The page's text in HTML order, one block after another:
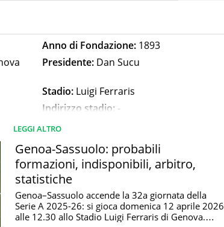
Anno di Fondazione: 1893
Presidente: Dan Sucu
Stadio: Luigi Ferraris
Indirizzo stadio: -
Dimensioni terreno di gioco:
rosso e blu a quarti.
bianche a tinta unita, poi biancoblù a righe
suggeriti nel 1901 dallo storico calciatore del Genoa
LEGGI ALTRO
Genoa-Sassuolo: probabili
formazioni, indisponibili, arbitro,
statistiche
Genoa–Sassuolo accende la 32a giornata della
Serie A 2025-26: si gioca domenica 12 aprile 2026
alle 12.30 allo Stadio Luigi Ferraris di Genova.